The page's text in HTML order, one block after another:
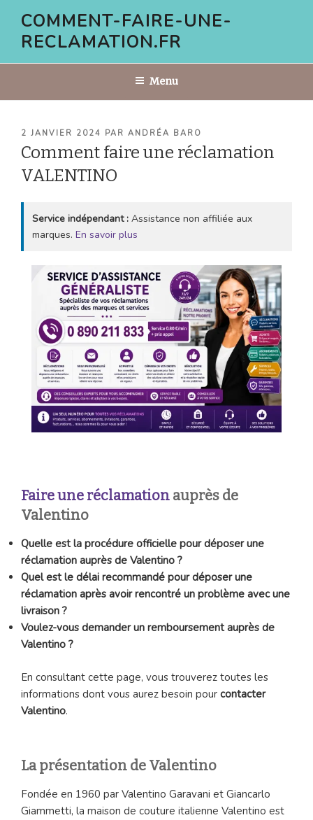
contenu
COMMENT-FAIRE-UNE-
RECLAMATION.FR
Menu
PUBLIÉ
LE
2 JANVIER 2024 PAR ANDRÉA BARO
Comment faire une réclamation
VALENTINO
Service indépendant : Assistance non affiliée aux
marques. En savoir plus
Faire une réclamation auprès de
Valentino
Quelle est la procédure officielle pour déposer une
réclamation auprès de Valentino ?
Quel est le délai recommandé pour déposer une
réclamation après avoir rencontré un problème avec une
livraison ?
Voulez-vous demander un remboursement auprès de
Valentino ?
En consultant cette page, vous trouverez toutes les
informations dont vous aurez besoin pour contacter
Valentino.
La présentation de Valentino
Fondée en 1960 par Valentino Garavani et Giancarlo
Giammetti, la maison de couture italienne Valentino est